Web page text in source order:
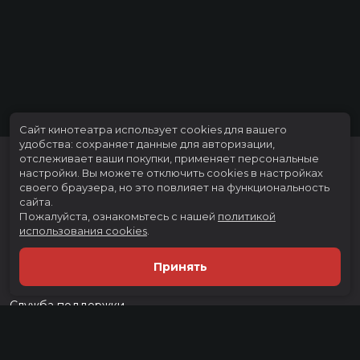
Расписание
Скоро в кино
Новости и акции
Служба поддержки
Сайт кинотеатра использует cookies для вашего
удобства: сохраняет данные для авторизации,
отслеживает ваши покупки, применяет персональные
настройки. Вы можете отключить cookies в настройках
своего браузера, но это повлияет на функциональность
сайта.
Пожалуйста, ознакомьтесь с нашей политикой
использования cookies
Принять